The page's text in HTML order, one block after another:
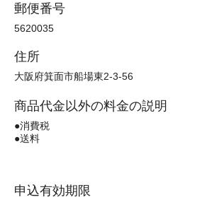
郵便番号
5620035
住所
大阪府箕面市船場東2-3-56
商品代金以外の料金の説明
●消費税
●送料
申込有効期限